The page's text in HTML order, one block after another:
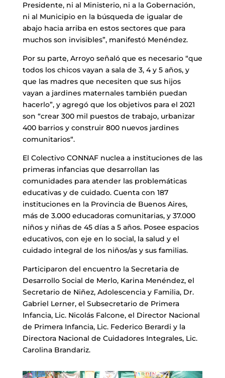
Presidente, ni al Ministerio, ni a la Gobernación,
ni al Municipio en la búsqueda de igualar de
abajo hacia arriba en estos sectores que para
muchos son invisibles”, manifestó Menéndez.
Por su parte, Arroyo señaló que es necesario “que
todos los chicos vayan a sala de 3, 4 y 5 años, y
que las madres que necesiten que sus hijos
vayan a jardines maternales también puedan
hacerlo”, y agregó que los objetivos para el 2021
son “crear 300 mil puestos de trabajo, urbanizar
400 barrios y construir 800 nuevos jardines
comunitarios“.
El Colectivo CONNAF nuclea a instituciones de las
primeras infancias que desarrollan las
comunidades para atender las problemáticas
educativas y de cuidado. Cuenta con 187
instituciones en la Provincia de Buenos Aires,
más de 3.000 educadoras comunitarias, y 37.000
niños y niñas de 45 días a 5 años. Posee espacios
educativos, con eje en lo social, la salud y el
cuidado integral de los niños/as y sus familias.
Participaron del encuentro la Secretaria de
Desarrollo Social de Merlo, Karina Menéndez, el
Secretario de Niñez, Adolescencia y Familia, Dr.
Gabriel Lerner, el Subsecretario de Primera
Infancia, Lic. Nicolás Falcone, el Director Nacional
de Primera Infancia, Lic. Federico Berardi y la
Directora Nacional de Cuidadores Integrales, Lic.
Carolina Brandariz.